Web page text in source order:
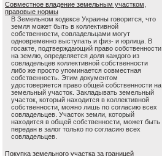
Совместное владение земельным участком,
правовые нормы
В Земельном кодексе Украины говорится, что
земля может быть в коллективной
собственности, совладельцами могут
одновременно выступать и физ- и юрлица. В
госакте, подтверждающий право собственности
на землю, определяется доля каждого из
совладельцев коллективной собственности
либо же просто упоминается совместная
собственность. Этим документом
удостоверяется право общей собственности на
земельный участок. Закладывать земельный
участок, который находится в коллективной
собственности, можно лишь по согласию всех
совладельцев. Участок земли, который
находится в общей собственности, может быть
передан в залог только по согласию всех
совладельцев.
Покупка земельного участка за границей